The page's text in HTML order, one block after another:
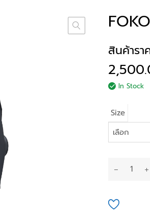
สินค้ารา
In Stock
Size
จำนวน